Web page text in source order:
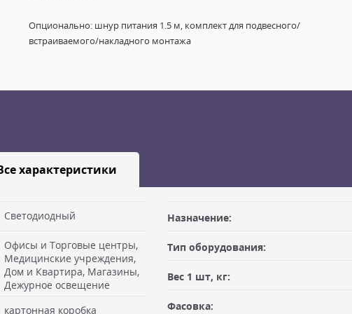
Опционально: шнур питания 1.5 м, комплект для подвесного/
встраиваемого/накладного монтажа
характеристики
после предоплаты или
необходимо иметь при
либо документ
габаритами не более 100х50х50 см.
Заявку оформляет отправитель.
Светодиодный Назначение:
Офисы и Торговые центры,
Медицинские учреждения,
Дом и Квартира, Магазины,
Дежурное освещение
Тип оборудования:
Вес 1 шт, кг:
Фасовка:
картонная коробка